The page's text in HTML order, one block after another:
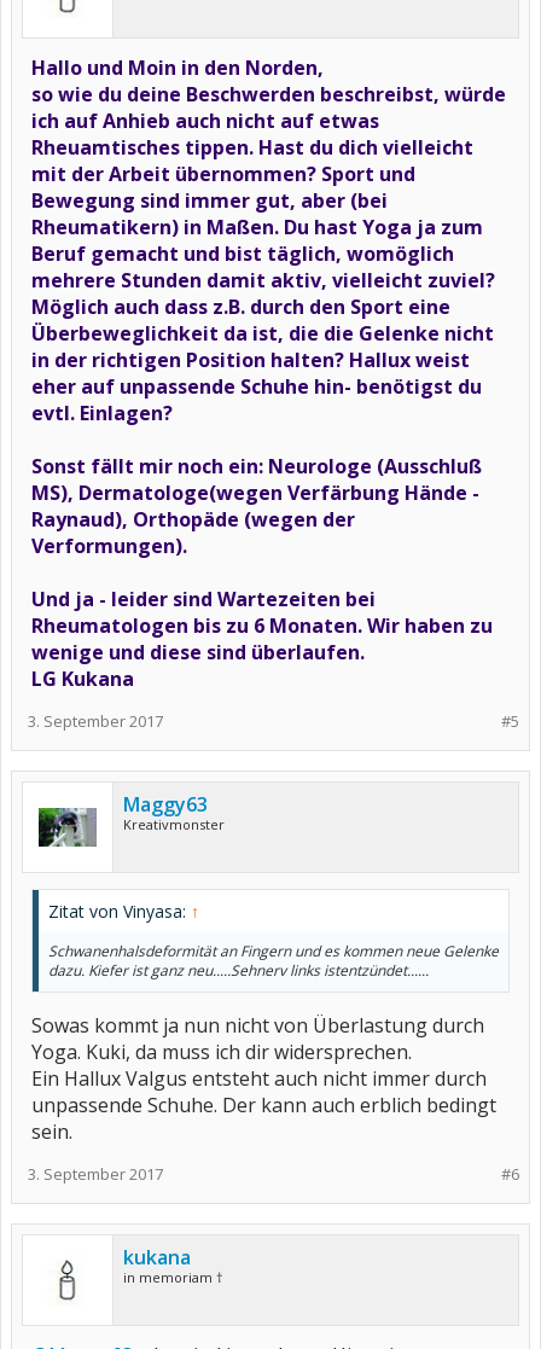
Hallo und Moin in den Norden,
so wie du deine Beschwerden beschreibst, würde
ich auf Anhieb auch nicht auf etwas
Rheuamtisches tippen. Hast du dich vielleicht
mit der Arbeit übernommen? Sport und
Bewegung sind immer gut, aber (bei
Rheumatikern) in Maßen. Du hast Yoga ja zum
Beruf gemacht und bist täglich, womöglich
mehrere Stunden damit aktiv, vielleicht zuviel?
Möglich auch dass z.B. durch den Sport eine
Überbeweglichkeit da ist, die die Gelenke nicht
in der richtigen Position halten? Hallux weist
eher auf unpassende Schuhe hin- benötigst du
evtl. Einlagen?
Sonst fällt mir noch ein: Neurologe (Ausschluß
MS), Dermatologe(wegen Verfärbung Hände -
Raynaud), Orthopäde (wegen der
Verformungen).
Und ja - leider sind Wartezeiten bei
Rheumatologen bis zu 6 Monaten. Wir haben zu
wenige und diese sind überlaufen.
LG Kukana
#5
3. September 2017
Maggy63
Kreativmonster
Zitat von Vinyasa: ↑
Schwanenhalsdeformität an Fingern und es kommen neue Gelenke
dazu. Kiefer ist ganz neu.....Sehnerv links istentzündet......
Sowas kommt ja nun nicht von Überlastung durch
Yoga. Kuki, da muss ich dir widersprechen.
Ein Hallux Valgus entsteht auch nicht immer durch
unpassende Schuhe. Der kann auch erblich bedingt
sein.
#6
3. September 2017
kukana
in memoriam †